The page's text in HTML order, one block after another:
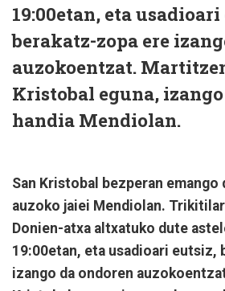
19:00etan, eta
berakatz-zopa ere
auzokoentzat.
Kristobal eguna,
handia Mendiolan.
San Kristobal bezperan
auzoko jaiei Mendiolan.
Donien-atxa altxatuko dute
19:00etan, eta usadioari eutsiz,
izango da ondoren